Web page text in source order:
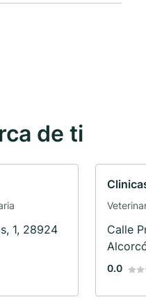
de ti
1, 28924
Calle
0.0